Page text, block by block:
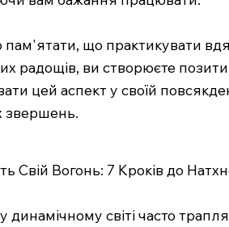
що практикувати
радощів, ви створюєте
цей аспект у своїй
звершень.
Свій Вогонь: 7 Кроків до
світі часто